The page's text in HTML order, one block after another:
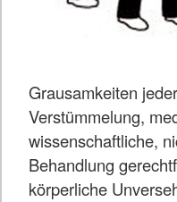
Grausamkeiten
Verstümmelung,
wissenschaftliche,
Behandlung
körperliche